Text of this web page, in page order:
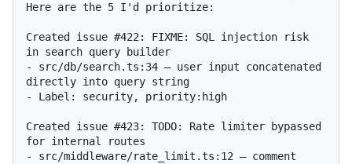
Here are the 5 I'd prioritize:
Created issue #422: FIXME: SQL injection risk
in search query builder
- src/db/search.ts:34 — user input concatenated
directly into query string
- Label: security, priority:high
Created issue #423: TODO: Rate limiter bypassed
for internal routes
- src/middleware/rate_limit.ts:12 — comment